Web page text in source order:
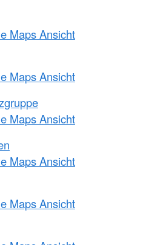
Maps Ansicht
Maps Ansicht
Maps Ansicht
Maps Ansicht
Maps Ansicht